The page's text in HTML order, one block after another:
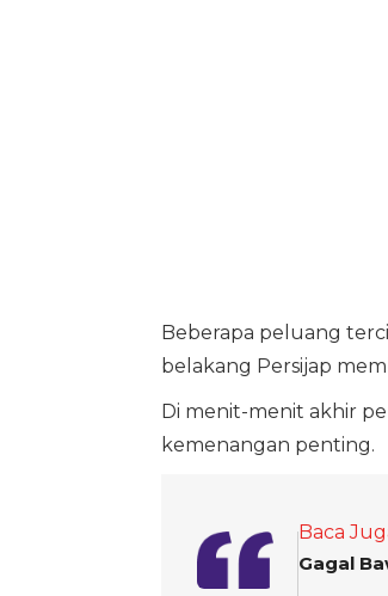
Beberapa peluang
belakang Persijap
Di menit-menit akhir
kemenangan penting.
Baca
Gagal